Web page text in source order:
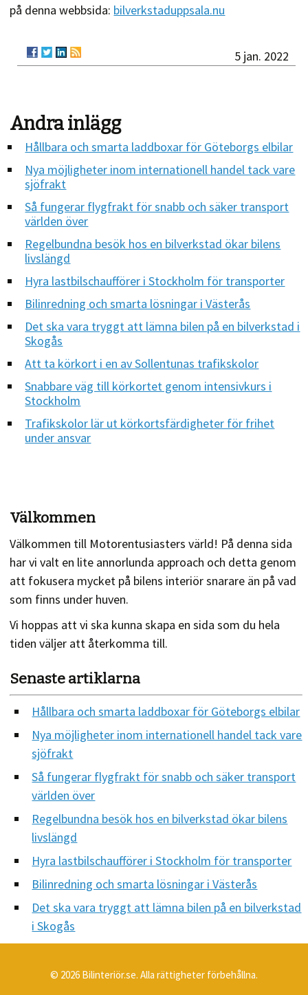
på denna webbsida: bilverkstaduppsala.nu
5 jan. 2022
Andra inlägg
Hållbara och smarta laddboxar för Göteborgs elbilar
Nya möjligheter inom internationell handel tack vare
sjöfrakt
Så fungerar flygfrakt för snabb och säker transport
världen över
Regelbundna besök hos en bilverkstad ökar bilens
livslängd
Hyra lastbilschaufförer i Stockholm för transporter
Bilinredning och smarta lösningar i Västerås
Det ska vara tryggt att lämna bilen på en bilverkstad i
Skogås
Att ta körkort i en av Sollentunas trafikskolor
Snabbare väg till körkortet genom intensivkurs i
Stockholm
Trafikskolor lär ut körkortsfärdigheter för frihet
under ansvar
Välkommen
Välkommen till Motorentusiasters värld! På denna sida
har vi valt en lite annorlunda approach och detta genom
att fokusera mycket på bilens interiör snarare än på vad
som finns under huven.
Vi hoppas att vi ska kunna skapa en sida som du hela
tiden väljer att återkomma till.
Senaste artiklarna
Hållbara och smarta laddboxar för Göteborgs elbilar
Nya möjligheter inom internationell handel tack vare
sjöfrakt
Så fungerar flygfrakt för snabb och säker transport
världen över
Regelbundna besök hos en bilverkstad ökar bilens
livslängd
Hyra lastbilschaufförer i Stockholm för transporter
Bilinredning och smarta lösningar i Västerås
Det ska vara tryggt att lämna bilen på en bilverkstad
i Skogås
© 2026 Bilinteriör.se. Alla rättigheter förbehållna.